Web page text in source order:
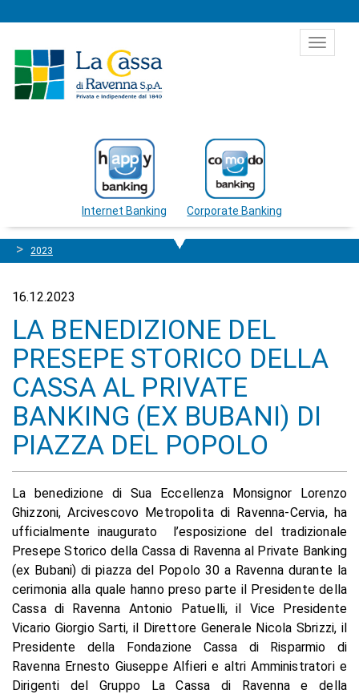
Toggle
Internet Banking Corporate Banking
2023
16.12.2023
LA BENEDIZIONE DEL
PRESEPE STORICO DELLA
CASSA AL PRIVATE
BANKING (EX BUBANI) DI
PIAZZA DEL POPOLO
La benedizione di Sua Eccellenza Monsignor Lorenzo
Ghizzoni, Arcivescovo Metropolita di Ravenna-Cervia, ha
ufficialmente inaugurato l’esposizione del tradizionale
Presepe Storico della Cassa di Ravenna al Private Banking
(ex Bubani) di piazza del Popolo 30 a Ravenna durante la
cerimonia alla quale hanno preso parte il Presidente della
Cassa di Ravenna Antonio Patuelli, il Vice Presidente
Vicario Giorgio Sarti, il Direttore Generale Nicola Sbrizzi, il
Presidente della Fondazione Cassa di Risparmio di
Ravenna Ernesto Giuseppe Alfieri e altri Amministratori e
Dirigenti del Gruppo La Cassa di Ravenna e della